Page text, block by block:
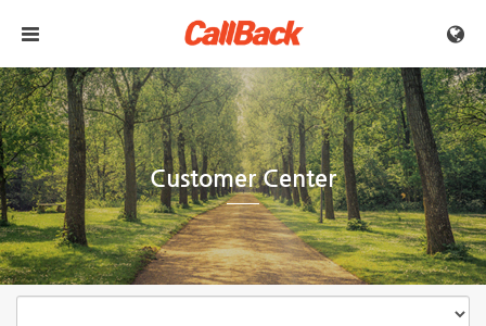
Customer Center